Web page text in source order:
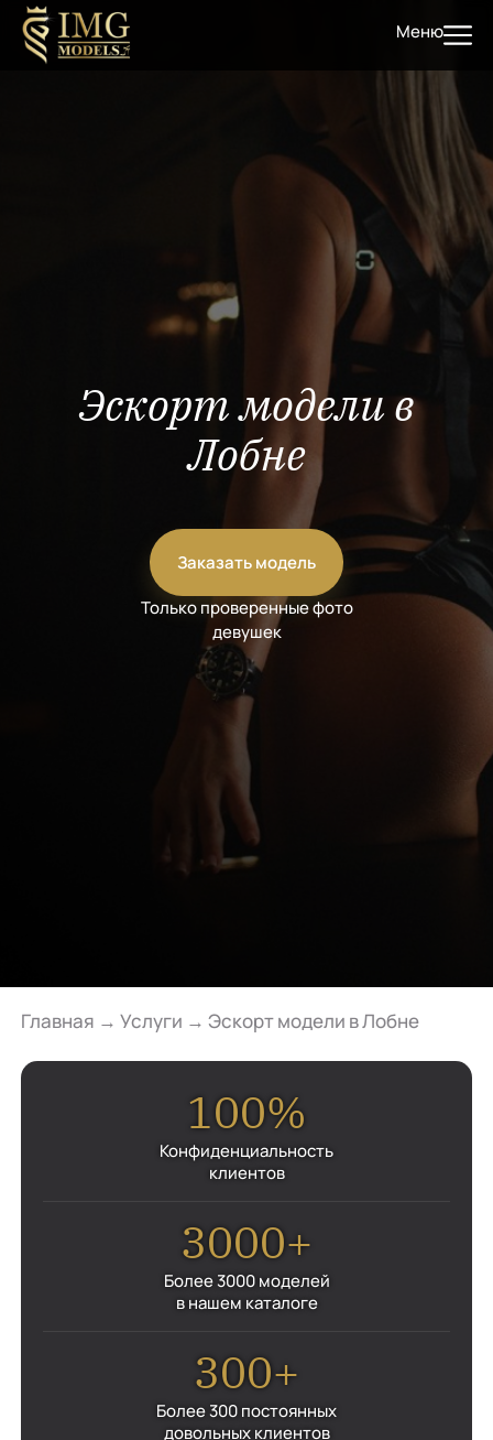
Меню
Эскорт модели в
Лобне
Заказать модель
Только проверенные фото
девушек
Главная → Услуги → Эскорт модели в Лобне
100%
Конфиденциальность
клиентов
3000+
Более 3000 моделей
в нашем каталоге
300+
Более 300 постоянных
довольных клиентов